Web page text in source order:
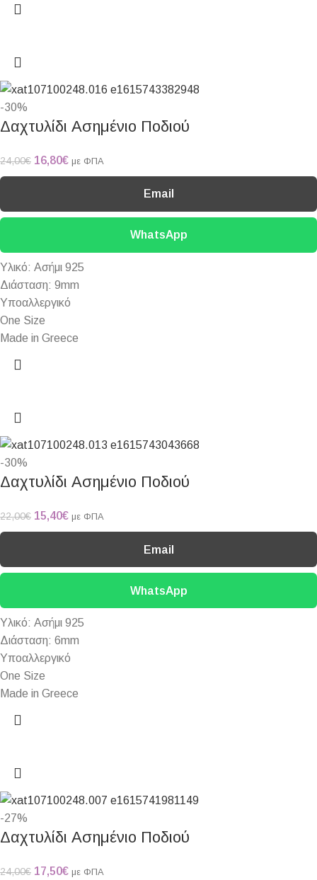
-30%
Δαχτυλίδι Ασημένιο Ποδιού
24,00€ 16,80€ με ΦΠΑ
Email
WhatsApp
Υλικό: Ασήμι 925
Διάσταση: 9mm
Υποαλλεργικό
One Size
Made in Greece
-30%
Δαχτυλίδι Ασημένιο Ποδιού
22,00€ 15,40€ με ΦΠΑ
Email
WhatsApp
Υλικό: Ασήμι 925
Διάσταση: 6mm
Υποαλλεργικό
One Size
Made in Greece
-27%
Δαχτυλίδι Ασημένιο Ποδιού
24,00€ 17,50€ με ΦΠΑ